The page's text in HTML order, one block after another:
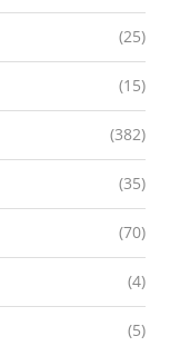
(25)
(15)
(382)
(35)
(70)
(4)
(5)